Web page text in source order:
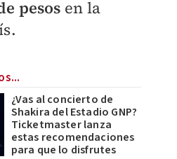
pesos en la
¿Vas al concierto de
Shakira del Estadio GNP?
Ticketmaster lanza
estas recomendaciones
para que lo disfrutes